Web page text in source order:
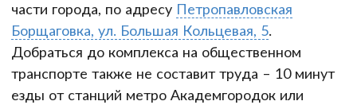
части города, по адресу Петропавловская
Борщаговка, ул. Большая Кольцевая, 5.
Добраться до комплекса на общественном
транспорте также не составит труда – 10 минут
езды от станций метро Академгородок или